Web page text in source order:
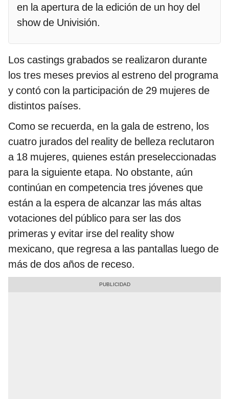
en la apertura de la edición de un hoy del
show de Univisión.
Los castings grabados se realizaron durante
los tres meses previos al estreno del programa
y contó con la participación de 29 mujeres de
distintos países.
Como se recuerda, en la gala de estreno, los
cuatro jurados del reality de belleza reclutaron
a 18 mujeres, quienes están preseleccionadas
para la siguiente etapa. No obstante, aún
continúan en competencia tres jóvenes que
están a la espera de alcanzar las más altas
votaciones del público para ser las dos
primeras y evitar irse del reality show
mexicano, que regresa a las pantallas luego de
más de dos años de receso.